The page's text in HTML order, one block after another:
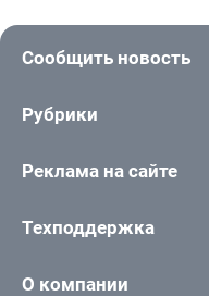
Сообщить новость
Рубрики
Реклама на сайте
Техподдержка
О компании